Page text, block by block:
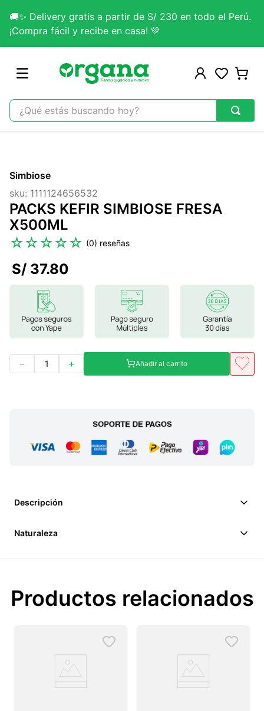
🚚✨ Delivery gratis a partir de S/ 230 en todo el Perú.
¡Compra fácil y recibe en casa! 💚
¿Qué estás buscando hoy?
2.
citrato magnesio
3.
colageno
4.
kefir
5 .
glicinato magnesio
magnesio
9.
stevia
Simbiose
sku: 1111124656532
PACKS KEFIR SIMBIOSE FRESA
X500ML
☆☆☆☆☆ (0)
S/ 37.80
＋
－ Añadir al carrito
Descripción
Naturaleza
Productos relacionados